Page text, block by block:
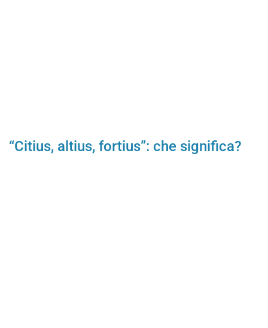
“Citius, altius, fortius”: che significa?